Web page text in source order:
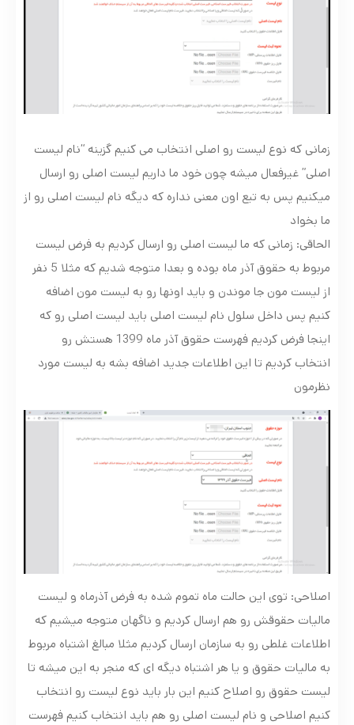
زمانی که نوع لیست رو اصلی انتخاب می کنیم گزینه “نام لیست
اصلی” غیرفعال میشه چون خود ما داریم لیست اصلی رو ارسال
میکنیم پس به تبع اون معنی نداره که دیگه نام لیست اصلی رو از
ما بخواد
الحاقی: زمانی که ما لیست اصلی رو ارسال کردیم به فرض لیست
مربوط به حقوق آذر ماه بوده و بعدا متوجه شدیم که مثلا 5 نفر
از لیست مون جا موندن و باید اونها رو به لیست مون اضافه
کنیم پس داخل سلول نام لیست اصلی باید لیست اصلی رو که
اینجا فرض کردیم فهرست حقوق آذر ماه 1399 هستش رو
انتخاب کردیم تا این اطلاعات جدید اضافه بشه به لیست مورد
نظرمون
اصلاحی: توی این حالت ماه تموم شده به فرض آذرماه و لیست
مالیات حقوقش رو هم ارسال کردیم و ناگهان متوجه میشیم که
اطلاعات غلطی رو به سازمان ارسال کردیم مثلا مبالغ اشتباه مربوط
به مالیات حقوق و یا هر اشتباه دیگه ای که منجر به این میشه تا
لیست حقوق رو اصلاح کنیم این بار باید نوع لیست رو انتخاب
کنیم اصلاحی و نام لیست اصلی رو هم باید انتخاب کنیم فهرست